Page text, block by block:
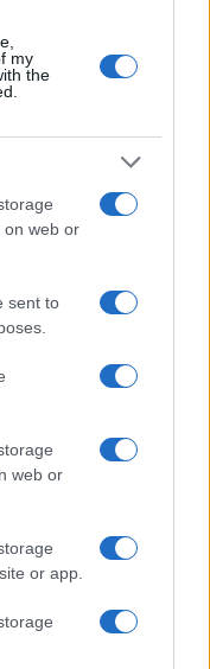
my
the
on web or
sent to
web or
or app.
u posljednjem